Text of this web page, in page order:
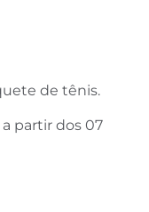
de tênis.
partir dos 07